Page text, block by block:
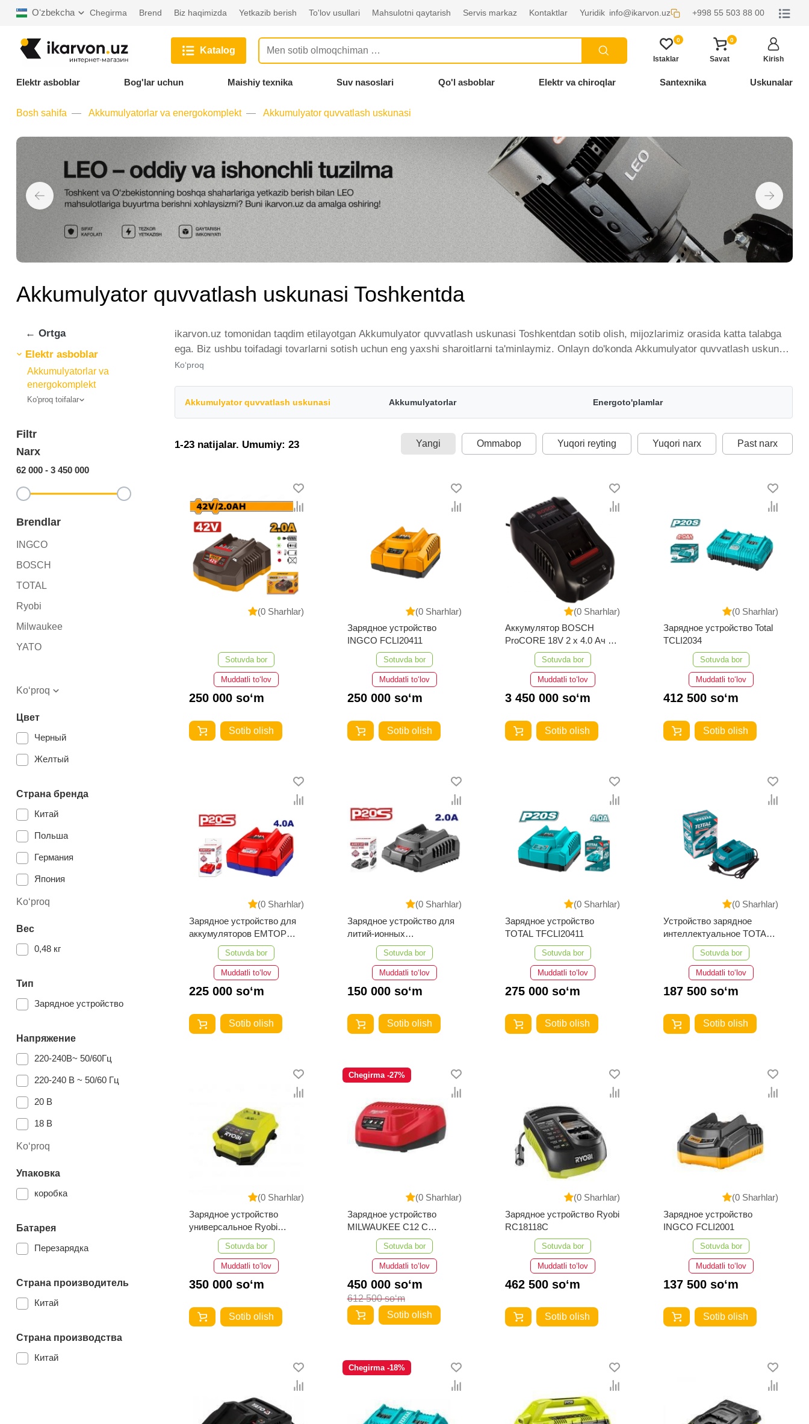
Oʻzbekcha Chegirma Brend Biz haqimizda Yetkazib berish To'lov usullari Mahsulotni qaytarish Servis markaz Kontaktlar Yuridik info@ikarvon.uz +998 55 503 88 00
Katalog
0
Istaklar
0
Savat Kirish
Elektr asboblar Bog'lar uchun Maishiy texnika Suv nasoslari Qo'l asboblar Elektr va chiroqlar Santexnika Uskunalar
Bosh sahifa Akkumulyatorlar va energokomplekt Akkumulyator quvvatlash uskunasi
Akkumulyator quvvatlash uskunasi Toshkentda
← Ortga
Elektr asboblar
Akkumulyatorlar va
energokomplekt
Ko'proq toifalar
Filtr
Narx
62 000 - 3 450 000
Brendlar
INGCO
BOSCH
TOTAL
Ryobi
Milwaukee
YATO
Ko‘proq
Цвет
Черный
Желтый
Страна бренда
Китай
Польша
Германия
Япония
Ko‘proq
Вес
0,48 кг
Тип
Зарядное устройство
Напряжение
220-240В~ 50/60Гц
220-240 В ~ 50/60 Гц
20 В
18 В
Ko‘proq
Упаковка
коробка
Батарея
Перезарядка
Страна производитель
Китай
Страна производства
Китай
ikarvon.uz tomonidan taqdim etilayotgan Akkumulyator quvvatlash uskunasi Toshkentdan sotib olish, mijozlarimiz orasida katta talabga
ega. Biz ushbu toifadagi tovarlarni sotish uchun eng yaxshi sharoitlarni ta'minlaymiz. Onlayn do'konda Akkumulyator quvvatlash uskunasi
yetakchi ishlab chiqaruvchilar va brendlar tomonidan taqdim etilgan bo'lib, ularning ro'yxati doimiy ravishda kengayib bormoqda. Biz butun
toifasidagi har bir element uchun optimal narx mavjud.
Ko‘proq
Akkumulyator quvvatlash uskunasi Akkumulyatorlar Energoto'plamlar
1-23 natijalar. Umumiy: 23 Yangi Ommabop Yuqori reyting Yuqori narx Past narx
(0 Sharhlar)
Sotuvda bor
Muddatli to‘lov
250 000 so‘m
Sotib olish
(0 Sharhlar)
Зарядное устройство
INGCO FCLI20411
Sotuvda bor
Muddatli to‘lov
250 000 so‘m
Sotib olish
(0 Sharhlar)
Аккумулятор BOSCH
ProCORE 18V 2 x 4.0 Ач и
зарядное устройство
Sotuvda bor
Muddatli to‘lov
3 450 000 so‘m
Sotib olish
(0 Sharhlar)
Зарядное устройство Total
TCLI2034
Sotuvda bor
Muddatli to‘lov
412 500 so‘m
Sotib olish
(0 Sharhlar)
Зарядное устройство для
аккумуляторов EMTOP
EFCR20411
Sotuvda bor
Muddatli to‘lov
225 000 so‘m
Sotib olish
(0 Sharhlar)
Зарядное устройство для
литий-ионных
аккумуляторов Emtop
EFCR20200
Sotuvda bor
Muddatli to‘lov
150 000 so‘m
Sotib olish
(0 Sharhlar)
Зарядное устройство
TOTAL TFCLI20411
Sotuvda bor
Muddatli to‘lov
275 000 so‘m
Sotib olish
(0 Sharhlar)
Устройство зарядное
интеллектуальное TOTAL
TFCLI2001
Sotuvda bor
Muddatli to‘lov
187 500 so‘m
Sotib olish
(0 Sharhlar)
Зарядное устройство
универсальное Ryobi
BCL14181H ONE+
5133001127
Sotuvda bor
Muddatli to‘lov
350 000 so‘m
Sotib olish
(0 Sharhlar)
Chegirma -27%
Зарядное устройство
MILWAUKEE C12 C
4932352000
Sotuvda bor
Muddatli to‘lov
450 000 so‘m
612 500 so‘m
Sotib olish
(0 Sharhlar)
Зарядное устройство Ryobi
RC18118C
Sotuvda bor
Muddatli to‘lov
462 500 so‘m
Sotib olish
(0 Sharhlar)
Зарядное устройство
INGCO FCLI2001
Sotuvda bor
Muddatli to‘lov
137 500 so‘m
Sotib olish
Chegirma -18%